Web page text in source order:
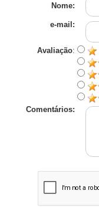
Nome:
e-mail:
Avaliação:
Comentários: